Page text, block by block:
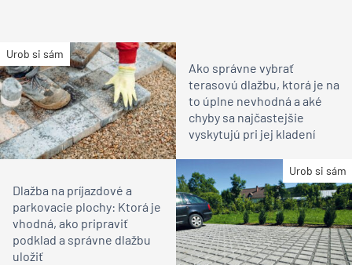
Urob si sám
Ako správne vybrať
terasovú dlažbu, ktorá je na
to úplne nevhodná a aké
chyby sa najčastejšie
vyskytujú pri jej kladení
Urob si sám
Dlažba na príjazdové a
parkovacie plochy: Ktorá je
vhodná, ako pripraviť
podklad a správne dlažbu
uložiť